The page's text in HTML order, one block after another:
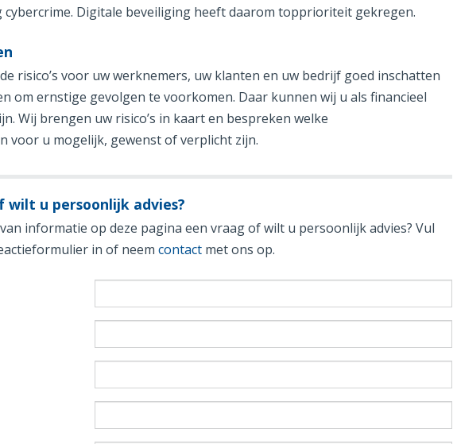
Digitale beveiliging heeft daarom topprioriteit gekregen.
risico’s voor uw werknemers, uw klanten en uw bedrijf goed inschatten
om ernstige gevolgen te voorkomen. Daar kunnen wij u als financieel
Wij brengen uw risico’s in kaart en bespreken welke
voor u mogelijk, gewenst of verplicht zijn.
wilt u persoonlijk advies?
informatie op deze pagina een vraag of wilt u persoonlijk advies? Vul
in of neem contact met ons op.